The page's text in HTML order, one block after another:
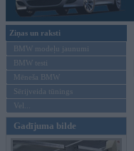
Ziņas un raksti
BMW modeļu jaunumi
BMW testi
Mēneša BMW
Sērijveida tūnings
Vel...
Gadījuma bilde